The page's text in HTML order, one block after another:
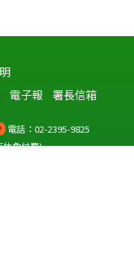
電子報 署長信箱
電話：02-2395-9825
免付費)